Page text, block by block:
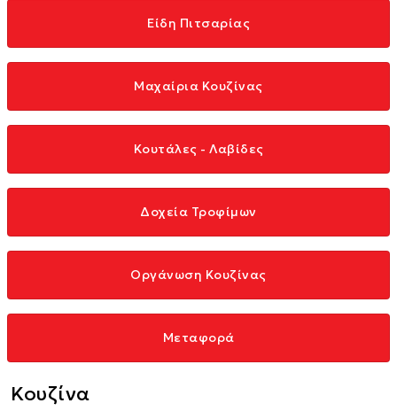
Είδη Πιτσαρίας
Μαχαίρια Κουζίνας
Κουτάλες - Λαβίδες
Δοχεία Τροφίμων
Οργάνωση Κουζίνας
Μεταφορά
Κουζίνα